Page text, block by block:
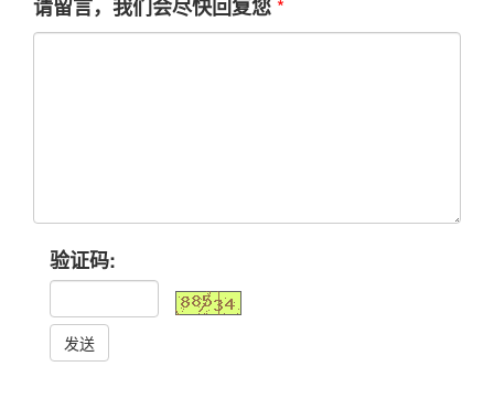
请留言，我们会尽快回复您
验证码:
发送